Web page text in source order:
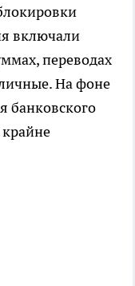
включали
переводах
На фоне
банковского
крайне